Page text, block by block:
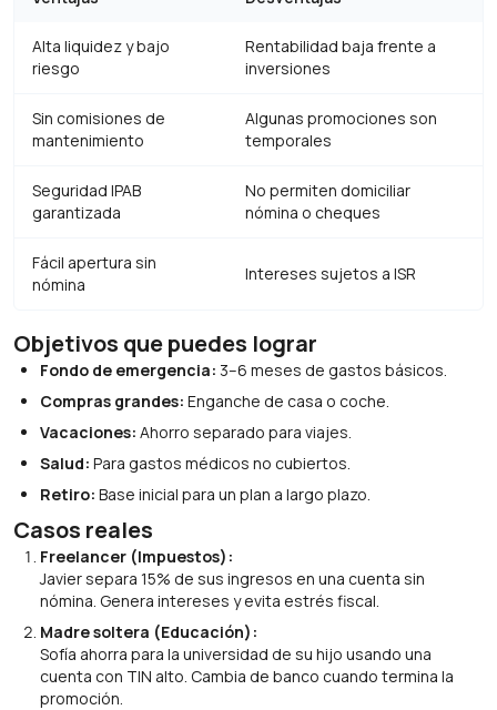
Alta liquidez y bajo
riesgo
Rentabilidad baja frente a
inversiones
Sin comisiones de
mantenimiento
Algunas promociones son
temporales
Seguridad IPAB
garantizada
No permiten domiciliar
nómina o cheques
Fácil apertura sin
nómina
Intereses sujetos a ISR
Objetivos que puedes lograr
Fondo de emergencia: 3–6 meses de gastos básicos.
Compras grandes: Enganche de casa o coche.
Vacaciones: Ahorro separado para viajes.
Salud: Para gastos médicos no cubiertos.
Retiro: Base inicial para un plan a largo plazo.
Casos reales
Freelancer (Impuestos):
Javier separa 15% de sus ingresos en una cuenta sin
nómina. Genera intereses y evita estrés fiscal.
Madre soltera (Educación):
Sofía ahorra para la universidad de su hijo usando una
cuenta con TIN alto. Cambia de banco cuando termina la
promoción.